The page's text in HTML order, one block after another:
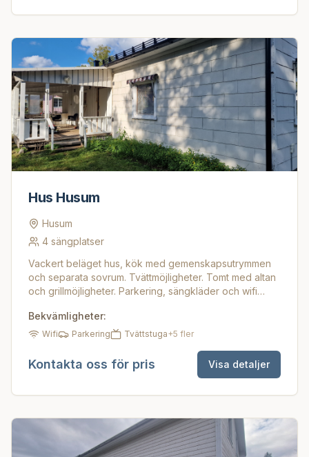
Hus Husum
Husum
4 sängplatser
Vackert beläget hus, kök med gemenskapsutrymmen
och separata sovrum. Tvättmöjligheter. Tomt med altan
och grillmöjligheter. Parkering, sängkläder och wifi
Bekvämligheter:
Wifi Parkering Tvättstuga+5 fler
Kontakta oss för pris Visa detaljer